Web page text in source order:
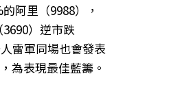
阿里（9988），
）逆市跌
雷軍同場也會發表
為表現最佳藍籌。